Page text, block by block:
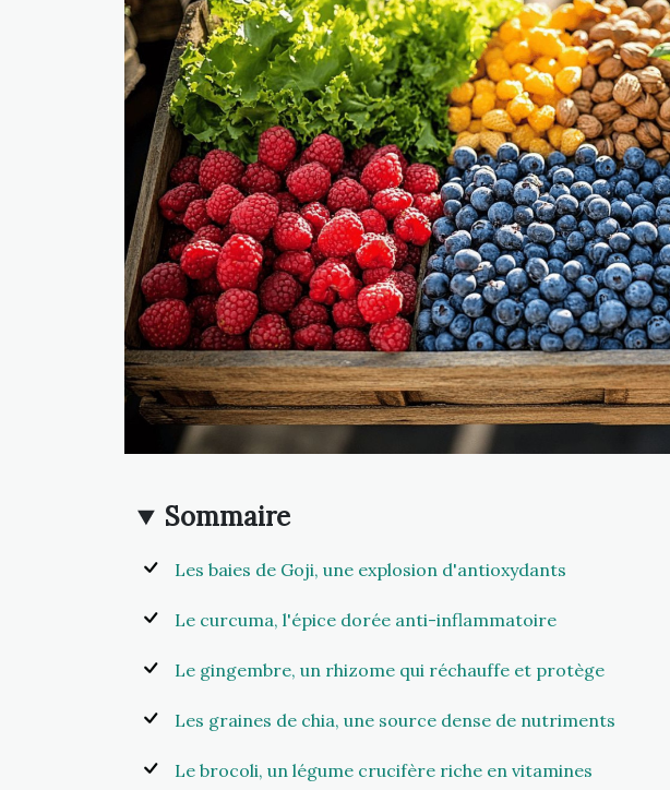
Sommaire
Les baies de Goji, une explosion d'antioxydants
Le curcuma, l'épice dorée anti-inflammatoire
Le gingembre, un rhizome qui réchauffe et protège
Les graines de chia, une source dense de nutriments
Le brocoli, un légume crucifère riche en vitamines